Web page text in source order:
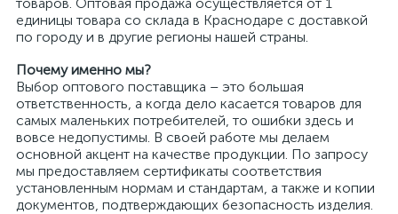
единицы товара со склада в Краснодаре с доставкой
по городу и в другие регионы нашей страны.
Почему именно мы?
Выбор оптового поставщика – это большая
ответственность, а когда дело касается товаров для
самых маленьких потребителей, то ошибки здесь и
вовсе недопустимы. В своей работе мы делаем
основной акцент на качестве продукции. По запросу
мы предоставляем сертификаты соответствия
установленным нормам и стандартам, а также и копии
документов, подтверждающих безопасность изделия.